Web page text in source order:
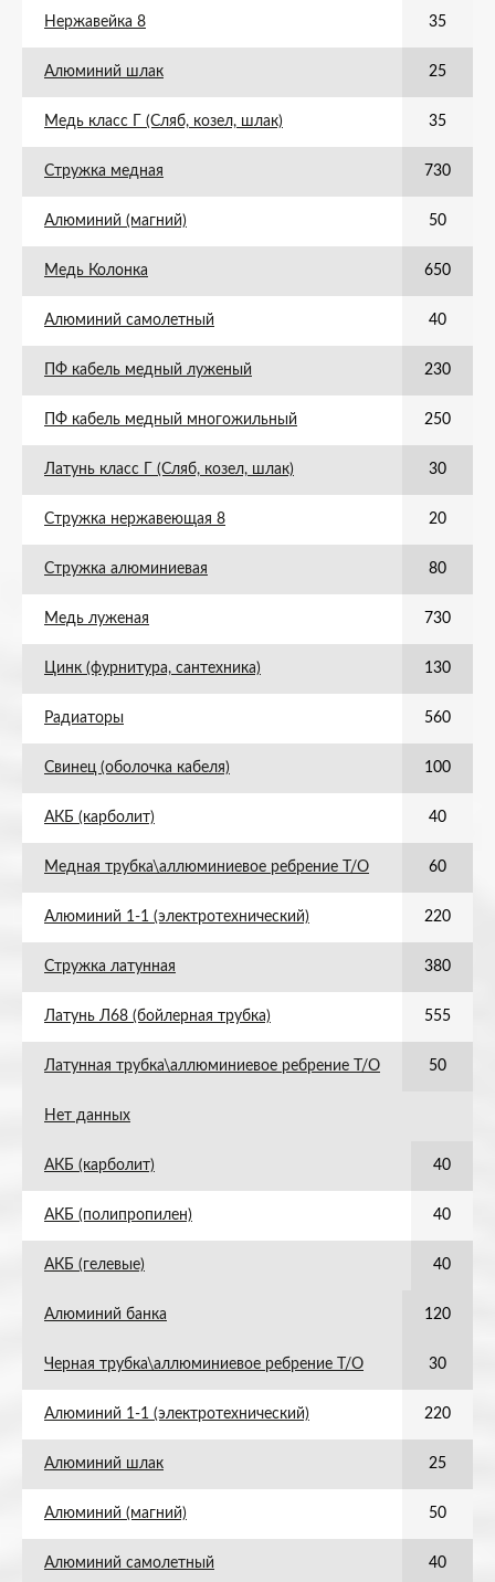
Нержавейка 8 35
Алюминий шлак 25
Медь класс Г (Сляб, козел, шлак) 35
Стружка медная 730
Алюминий (магний) 50
Медь Колонка 650
Алюминий самолетный 40
ПФ кабель медный луженый 230
ПФ кабель медный многожильный 250
Латунь класс Г (Сляб, козел, шлак) 30
Стружка нержавеющая 8 20
Стружка алюминиевая 80
Медь луженая 730
Цинк (фурнитура, сантехника) 130
Радиаторы 560
Свинец (оболочка кабеля) 100
АКБ (карболит) 40
Медная трубка\аллюминиевое ребрение Т/О 60
Алюминий 1-1 (электротехнический) 220
Стружка латунная 380
Латунь Л68 (бойлерная трубка) 555
Латунная трубка\аллюминиевое ребрение Т/О 50
Нет данных
АКБ (карболит) 40
АКБ (полипропилен) 40
АКБ (гелевые) 40
Алюминий банка 120
Черная трубка\аллюминиевое ребрение Т/О 30
Алюминий 1-1 (электротехнический) 220
Алюминий шлак 25
Алюминий (магний) 50
Алюминий самолетный 40